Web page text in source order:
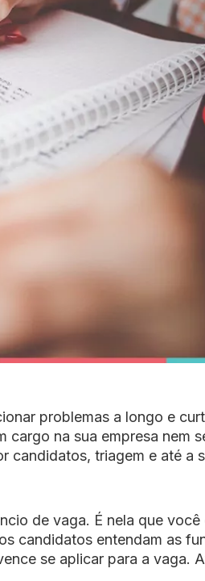
problemas a longo e
cargo na sua empresa nem
candidatos, triagem e até a
de vaga. É nela que você
candidatos entendam as
se aplicar para a vaga.